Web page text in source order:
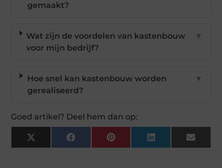
gemaakt?
Wat zijn de voordelen van kastenbouw
voor mijn bedrijf?
▼
Hoe snel kan kastenbouw worden
gerealiseerd?
▼
Goed artikel? Deel hem dan op:
X
(Twitter)
FacebookPinterestLinkedIn Email